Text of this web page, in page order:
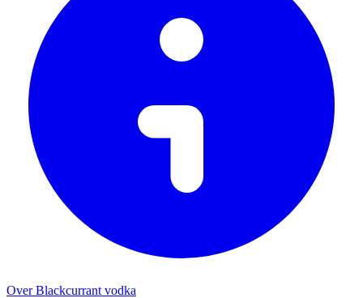
Over Blackcurrant vodka